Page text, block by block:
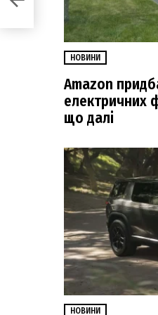
НОВИНИ
Amazon
електричних
що далі
НОВИНИ